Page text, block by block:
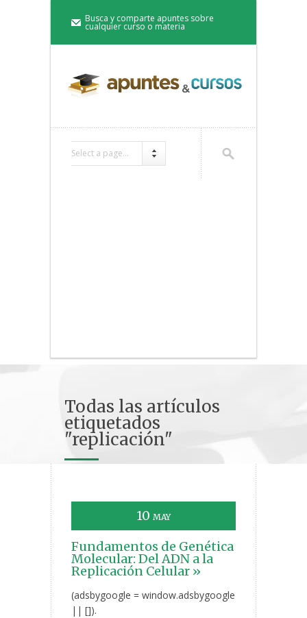
Busca y comparte apuntes sobre
cualquier curso o materia
Select a page...
Todas las artículos
etiquetados
"replicación"
10 MAY
Fundamentos de Genética
Molecular: Del ADN a la
Replicación Celular »
(adsbygoogle = window.adsbygoogle
|| []).